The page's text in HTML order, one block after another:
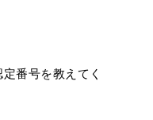
番号を教えてく